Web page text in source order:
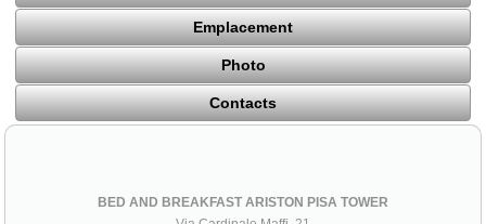
Emplacement
Photo
Contacts
BED AND BREAKFAST ARISTON PISA TOWER